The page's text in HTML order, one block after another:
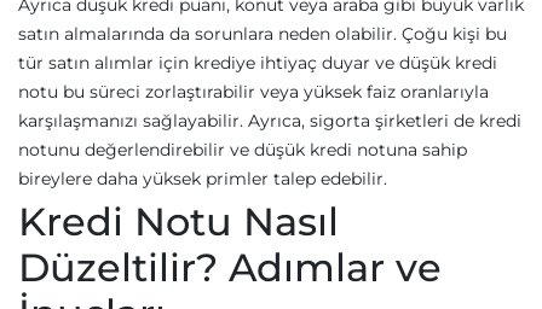
Ayrıca düşük kredi puanı, konut veya araba gibi büyük varlık
satın almalarında da sorunlara neden olabilir. Çoğu kişi bu
tür satın alımlar için krediye ihtiyaç duyar ve düşük kredi
notu bu süreci zorlaştırabilir veya yüksek faiz oranlarıyla
karşılaşmanızı sağlayabilir. Ayrıca, sigorta şirketleri de kredi
notunu değerlendirebilir ve düşük kredi notuna sahip
bireylere daha yüksek primler talep edebilir.
Kredi Notu Nasıl
Düzeltilir? Adımlar ve